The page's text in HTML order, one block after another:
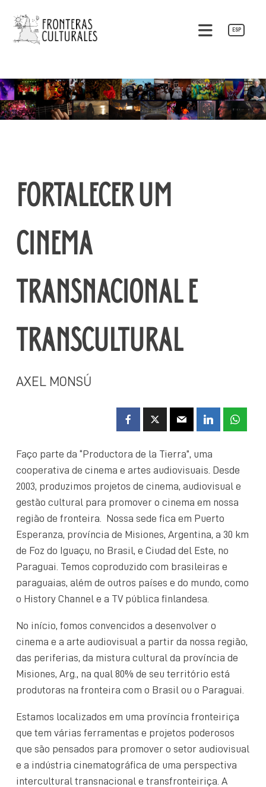
para
Fronteras Culturales
ESP
FORTALECER UM
CINEMA
TRANSNACIONAL E
TRANSCULTURAL
AXEL MONSÚ
Faço parte da “Productora de la Tierra”, uma
cooperativa de cinema e artes audiovisuais. Desde
2003, produzimos projetos de cinema, audiovisual e
gestão cultural para promover o cinema em nossa
região de fronteira. Nossa sede fica em Puerto
Esperanza, província de Misiones, Argentina, a 30 km
de Foz do Iguaçu, no Brasil, e Ciudad del Este, no
Paraguai. Temos coproduzido com brasileiras e
paraguaias, além de outros países e do mundo, como
o History Channel e a TV pública finlandesa.
No início, fomos convencidos a desenvolver o
cinema e a arte audiovisual a partir da nossa região,
das periferias, da mistura cultural da província de
Misiones, Arg., na qual 80% de seu território está
produtoras na fronteira com o Brasil ou o Paraguai.
Estamos localizados em uma província fronteiriça
que tem várias ferramentas e projetos poderosos
que são pensados para promover o setor audiovisual
e a indústria cinematográfica de uma perspectiva
intercultural transnacional e transfronteiriça. A